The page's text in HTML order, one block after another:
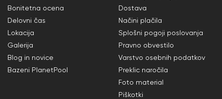
Bonitetna ocena
Delovni čas
Lokacija
Galerija
Blog in novice
Bazeni PlanetPool
Dostava
Načini plačila
Splošni pogoji poslovanja
Pravno obvestilo
Varstvo osebnih podatkov
Preklic naročila
Foto material
Piškotki